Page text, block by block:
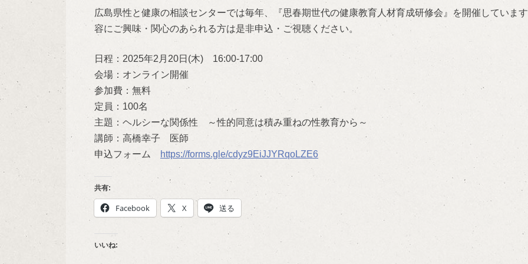
広島県性と健康の相談センターでは毎年、『思春期世代の健康教育人材育成研修会』を開催していま
容にご興味・関心のあられる方は是非申込・ご視聴ください。
日程：2025年2月20日(木) 16:00-17:00
会場：オンライン開催
参加費：無料
定員：100名
主題：ヘルシーな関係性 ～性的同意は積み重ねの性教育から～
講師：高橋幸子 医師
申込フォーム
https://forms.gle/cdyz9EiJJYRqoLZE6
共有:
Facebook X 送る
いいね: